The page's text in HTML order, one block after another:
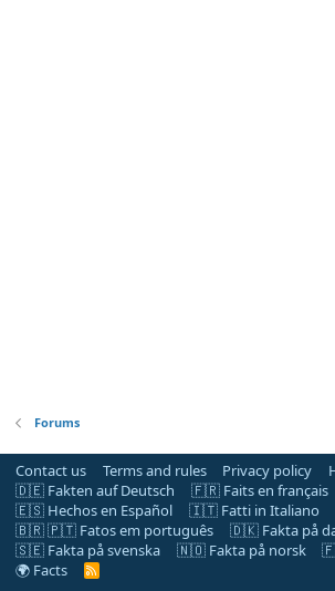
Forums
Contact us Terms and rules Privacy policy
🇩🇪 Fakten auf Deutsch
🇫🇷 Faits en français
🇪🇸 Hechos en Español
🇮🇹 Fatti in Italiano
🇧🇷 🇵🇹 Fatos em português
🇩🇰 Fakta på
🇸🇪 Fakta på svenska
🇳🇴 Fakta på norsk
🌍 Facts
R